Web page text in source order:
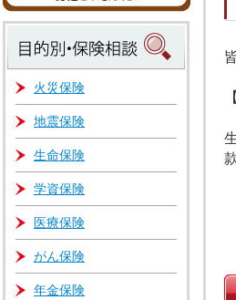
火災保険
地震保険
生命保険
学資保険
医療保険
がん保険
年金保険